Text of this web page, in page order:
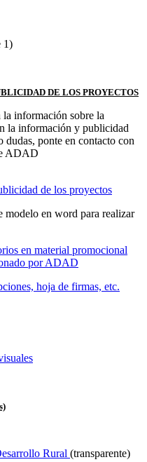
1)
DE LOS PROYECTOS
la información sobre la
la información y publicidad
dudas, ponte en contacto con
ADAD
de los proyectos
modelo en word para realizar
en material promocional
por ADAD
hoja de firmas, etc.
Rural (transparente)